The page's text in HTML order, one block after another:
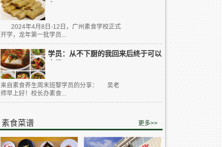
食...
2024年4月8日-12日，广州素食学校正式
开学，龙年第一批学员...
学员：从不下厨的我回来后终于可以
来自素食养生周末班黎学员的分享： 吴老
师早上好！校长办素食...
素食菜谱 更多>>